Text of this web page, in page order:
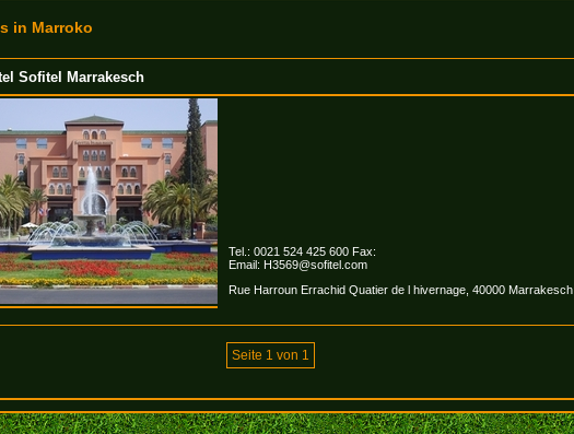
in Marroko
Sofitel Marrakesch
Tel.: 0021 524 425 600 Fax:
Email: H3569@sofitel.com
Rue Harroun Errachid Quatier de l hivernage, 40000 Marrakesch
Seite 1 von 1